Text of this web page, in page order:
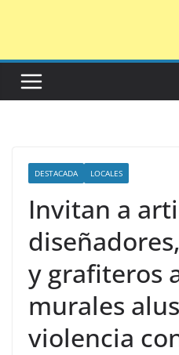
DESTACADA LOCALES
Invitan a
y grafiteros
murales
violencia